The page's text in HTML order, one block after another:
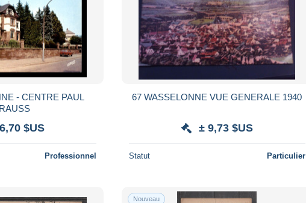
- CENTRE PAUL
$US
Professionnel
67 WASSELONNE VUE GENERALE 1940
± 9,73 $US
Statut Particulier
Nouveau